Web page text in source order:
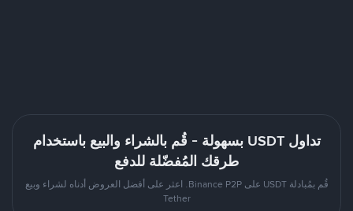
تداول USDT بسهولة - قُم بالشراء والبيع باستخدام
طرقك المُفضّلة للدفع
قُم بمُبادلة USDT على Binance P2P. اعثر على أفضل العروض أدناه لشراء وبيع
Tether